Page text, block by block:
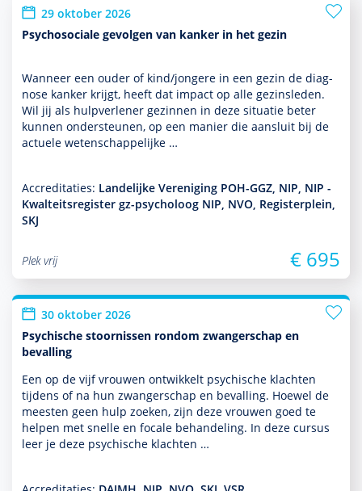
29 oktober 2026
Psychosociale gevolgen van kanker in het gezin
Wanneer een ouder of kind/jongere in een gezin de diag­
nose kanker krijgt, heeft dat impact op alle gezinsleden.
Wil jij als hulp­ver­le­ner gezin­nen in deze situatie beter
kunnen onder­steunen, op een manier die aansluit bij de
actuele weten­schappe­lijke …
Accreditaties: Landelijke Vereniging POH-GGZ, NIP, NIP -
Kwalteitsregister gz-psycholoog NIP, NVO, Registerplein,
SKJ
Plek vrij € 695
30 oktober 2026
Psychische stoornissen rondom zwangerschap en
bevalling
Een op de vijf vrouwen ontwik­kelt psychische klachten
tijdens of na hun zwangerschap en bevalling. Hoewel de
meesten geen hulp zoeken, zijn deze vrouwen goed te
helpen met snelle en focale behan­del­ing. In deze cursus
leer je deze psychische klachten …